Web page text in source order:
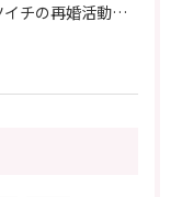
バツイチの再婚活動に成功するための戦略